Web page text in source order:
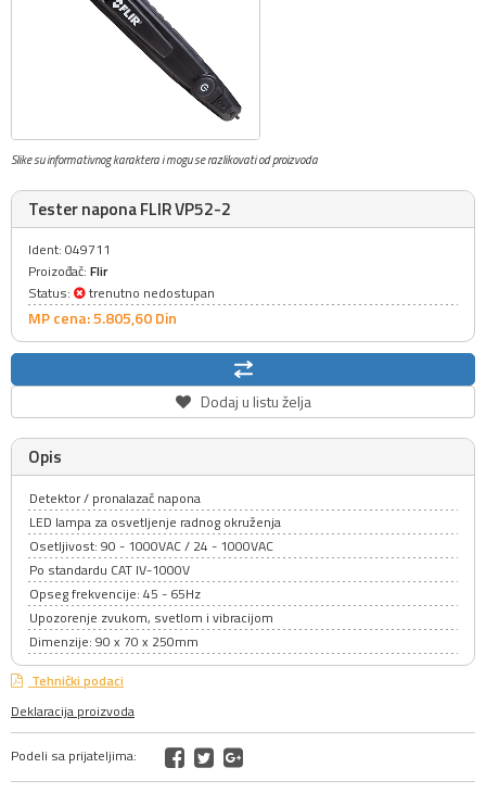
Slike su informativnog karaktera i mogu se razlikovati od proizvoda
Tester napona FLIR VP52-2
Ident: 049711
Proizođač: Flir
Status:
trenutno nedostupan
MP cena: 5.805,60Din
Dodaj u listu želja
Opis
Detektor / pronalazač napona
LED lampa za osvetljenje radnog okruženja
Osetljivost: 90 - 1000VAC / 24 - 1000VAC
Po standardu CAT IV-1000V
Opseg frekvencije: 45 - 65Hz
Upozorenje zvukom, svetlom i vibracijom
Dimenzije: 90 x 70 x 250mm
Tehnički podaci
Deklaracija proizvoda
Podeli sa prijateljima: